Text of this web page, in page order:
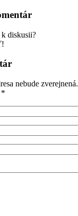
diskusii?
nebude zverejnená.
*